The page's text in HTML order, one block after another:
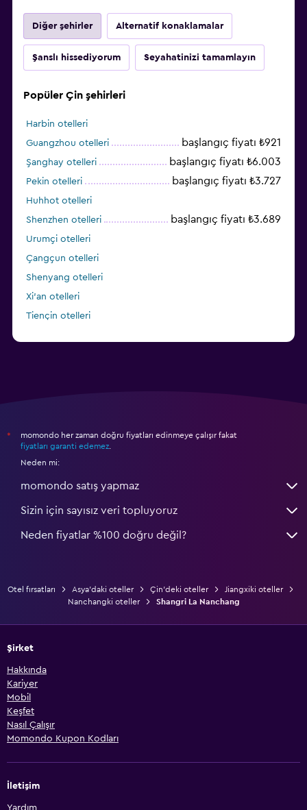
Diğer şehirler Alternatif konaklamalar
Şanslı hissediyorum Seyahatinizi tamamlayın
Popüler Çin şehirleri
Harbin otelleri
Guangzhou otelleri
başlangıç fiyatı ₺921
Şanghay otelleri başlangıç fiyatı ₺6.003
Pekin otelleri başlangıç fiyatı ₺3.727
Huhhot otelleri
Shenzhen otelleri
başlangıç fiyatı ₺3.689
Urumçi otelleri
Çangçun otelleri
Shenyang otelleri
Xi'an otelleri
Tiençin otelleri
*
momondo her zaman doğru fiyatları edinmeye çalışır fakat
fiyatları garanti edemez
Neden mi:
momondo satış yapmaz
Sizin için sayısız veri topluyoruz
Neden fiyatlar %100 doğru değil?
Otel fırsatları Asya'daki oteller Çin'deki oteller
Jiangxiki oteller
Nanchangki oteller
Shangri La Nanchang
Şirket
Hakkında
Kariyer
Mobil
Keşfet
Nasıl Çalışır
Momondo Kupon Kodları
İletişim
Yardım